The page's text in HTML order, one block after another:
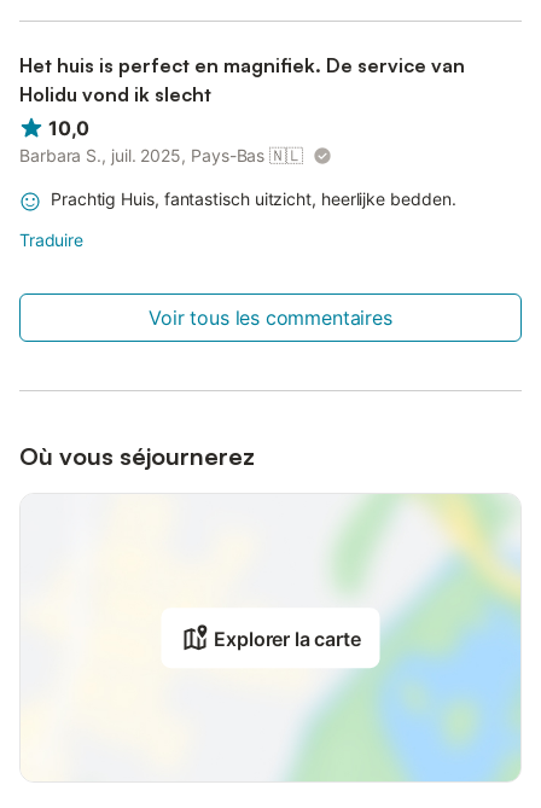
Het huis is perfect en magnifiek. De service van
Holidu vond ik slecht
10,0
Barbara S., juil. 2025, Pays-Bas 🇳🇱
Prachtig Huis, fantastisch uitzicht, heerlijke bedden.
Traduire
Voir tous les commentaires
Où vous séjournerez
Explorer la carte